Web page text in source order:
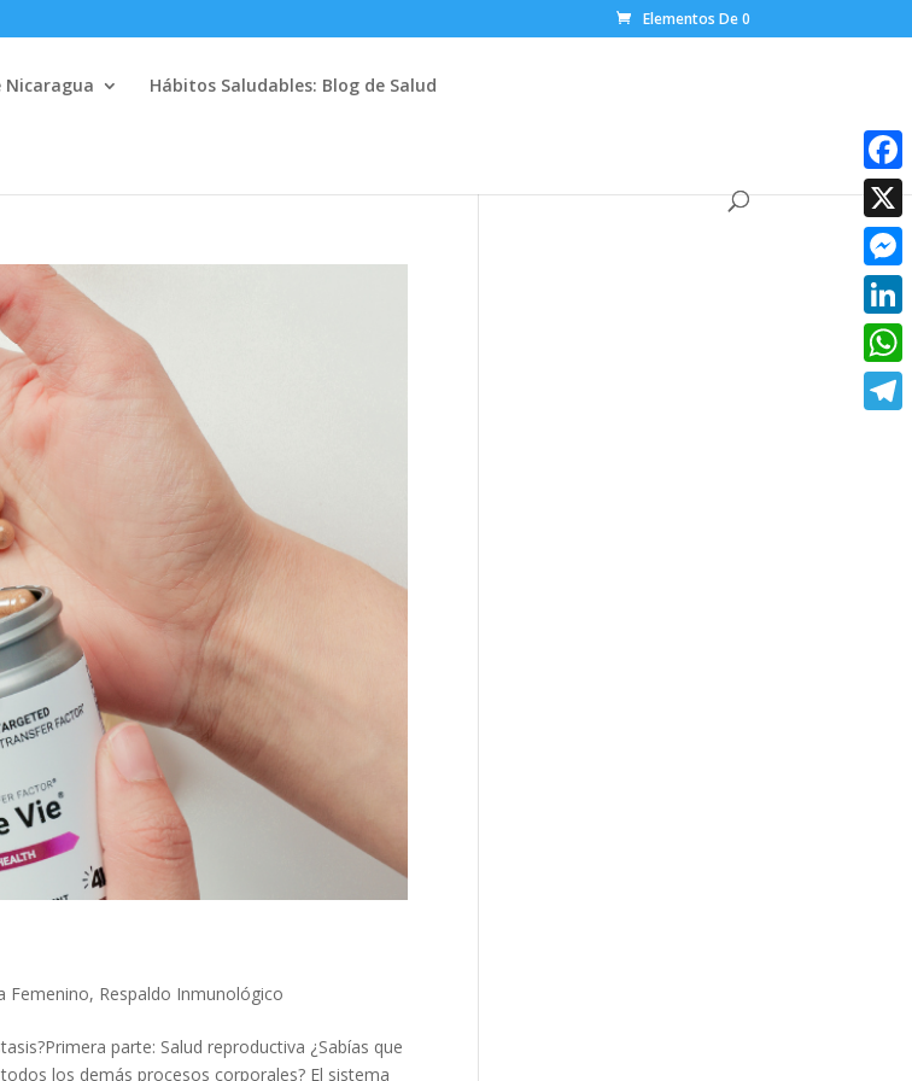
Elementos De 0
Nicaragua Hábitos Saludables: Blog de Salud
Femenino, Respaldo Inmunológico
parte: Salud reproductiva ¿Sabías que
los demás procesos corporales? El sistema
X